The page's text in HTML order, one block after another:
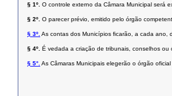
§ 1º. O controle externo da Câmara Municipal será
§ 2º. O parecer prévio, emitido pelo órgão
§ 3º. As contas dos Municípios ﬁcarão, a cada ano,
§ 4º. É vedada a criação de tribunais, conselhos ou
§ 5°. As Câmaras Municipais elegerão o órgão